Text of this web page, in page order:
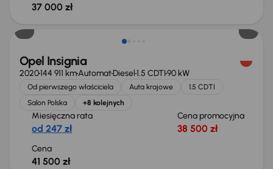
37 000 zł
Opel Insignia
2020144 911 kmAutomatDiesel1.5 CDTI90 kW
Od pierwszego właściciela Auta krajowe
1.5 CDTI
Salon Polska
+8 kolejnych
Miesięczna rata
od 247 zł
Cena promocyjna
38 500 zł
Cena
41 500 zł